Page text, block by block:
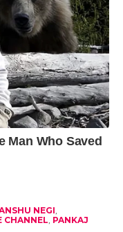
NEGI
CHANNEL PANKAJ